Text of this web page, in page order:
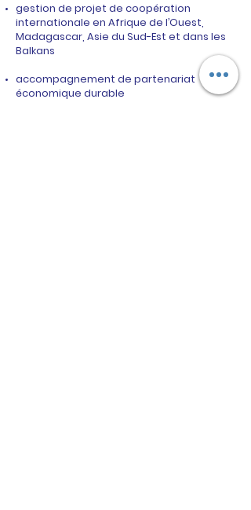
gestion de projet de coopération
internationale en Afrique de l’Ouest,
Madagascar, Asie du Sud-Est et dans les
Balkans
accompagnement de partenariat
économique durable